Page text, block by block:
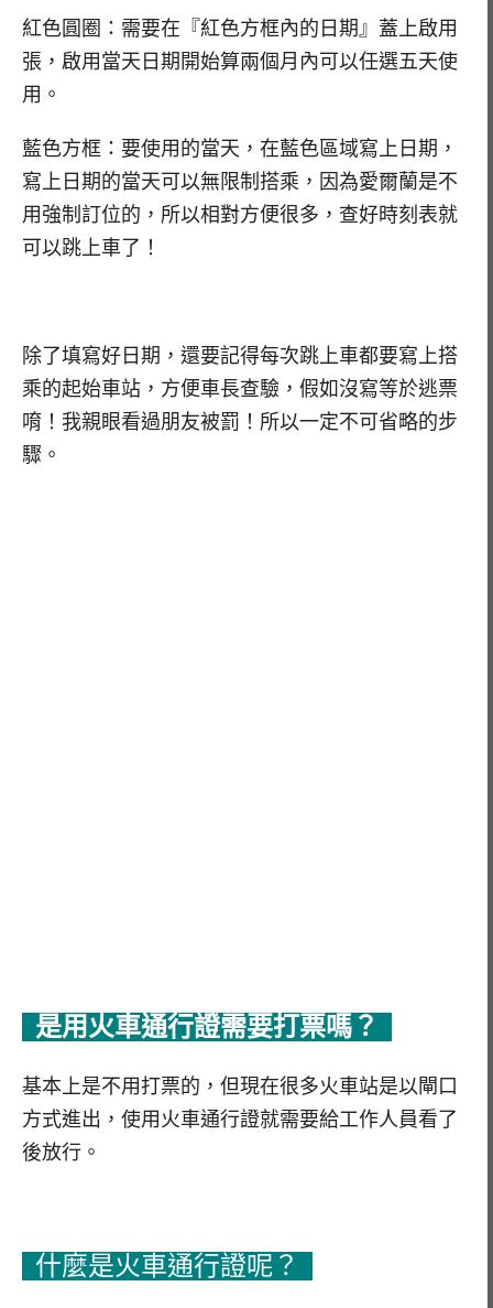
紅色圓圈：需要在『紅色方框內的日期』蓋上啟用
張，啟用當天日期開始算兩個月內可以任選五天使
用。
藍色方框：要使用的當天，在藍色區域寫上日期，
寫上日期的當天可以無限制搭乘，因為愛爾蘭是不
用強制訂位的，所以相對方便很多，查好時刻表就
可以跳上車了！
除了填寫好日期，還要記得每次跳上車都要寫上搭
乘的起始車站，方便車長查驗，假如沒寫等於逃票
唷！我親眼看過朋友被罰！所以一定不可省略的步
驟。
是用火車通行證需要打票嗎？
基本上是不用打票的，但現在很多火車站是以閘口
方式進出，使用火車通行證就需要給工作人員看了
後放行。
什麼是火車通行證呢？